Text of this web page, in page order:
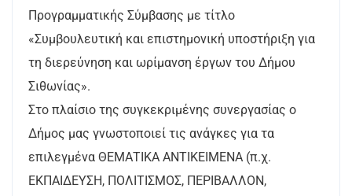
Προγραμματικής Σύμβασης με τίτλο
«Συμβουλευτική και επιστημονική υποστήριξη για
τη διερεύνηση και ωρίμανση έργων του Δήμου
Σιθωνίας».
Στο πλαίσιο της συγκεκριμένης συνεργασίας ο
Δήμος μας γνωστοποιεί τις ανάγκες για τα
επιλεγμένα ΘΕΜΑΤΙΚΑ ΑΝΤΙΚΕΙΜΕΝΑ (π.χ.
ΕΚΠΑΙΔΕΥΣΗ, ΠΟΛΙΤΙΣΜΟΣ, ΠΕΡΙΒΑΛΛΟΝ,